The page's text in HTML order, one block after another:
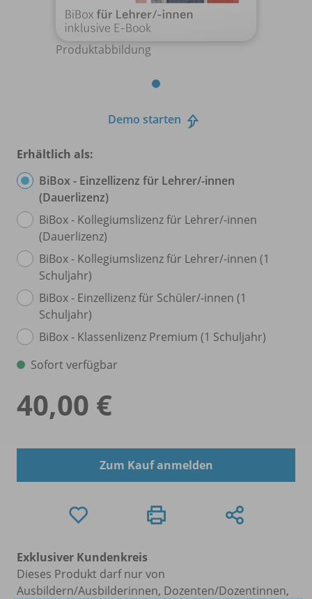
Produktabbildung
Demo starten
Erhältlich als:
BiBox - Einzellizenz für Lehrer/-innen
(Dauerlizenz)
BiBox - Kollegiumslizenz für Lehrer/-innen
(Dauerlizenz)
BiBox - Kollegiumslizenz für Lehrer/-innen (1
Schuljahr)
BiBox - Einzellizenz für Schüler/-innen (1
Schuljahr)
BiBox - Klassenlizenz Premium (1 Schuljahr)
Sofort verfügbar
40,00 €
Zum Kauf anmelden
Exklusiver Kundenkreis
Dieses Produkt darf nur von
Ausbildern/Ausbilderinnen, Dozenten/Dozentinnen,